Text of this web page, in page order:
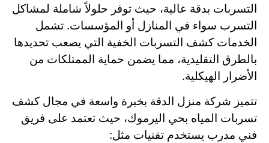
التسربات بدقة عالية، حيث توفر حلولاً شاملة لمشاكل
التسرب سواء في المنازل أو المؤسسات. تشمل
الخدمات كشف التسربات الخفية التي يصعب تحديدها
بالطرق التقليدية، مما يضمن حماية الممتلكات من
الأضرار الهيكلية.
تتميز شركة منزل الدقة بخبرة واسعة في مجال كشف
تسربات المياه بحي اليرموك، حيث تعتمد على فريق
فني مدرب يستخدم تقنيات مثل: